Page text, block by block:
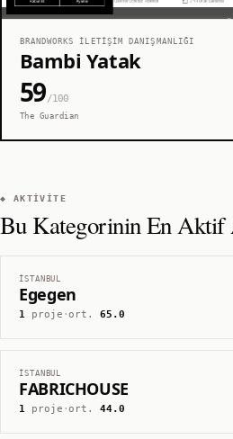
BRANDWORKS İLETIŞIM DANIŞMANLIĞI
Bambi Yatak
59/100
The Guardian
◆ AKTIVITE
Bu Kategorinin En Aktif
İSTANBUL
Egegen
1proje ·ort.65.0
İSTANBUL
FABRICHOUSE
1proje ·ort.44.0